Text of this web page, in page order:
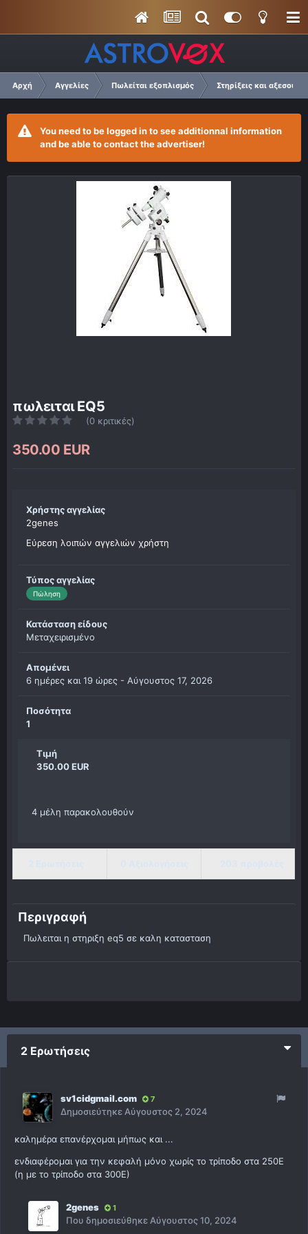
Αρχή Αγγελίες Πωλείται εξοπλισμός Στηρίξεις και αξεσουάρ
You need to be logged in to see additionnal information
and be able to contact the advertiser!
πωλειται EQ5
(0 κριτικές)
350.00 EUR
Χρήστης αγγελίας
2genes
Εύρεση λοιπών αγγελιών χρήστη
Τύπος αγγελίας
Πώληση
Κατάσταση είδους
Μεταχειρισμένο
Απομένει
6 ημέρες και 19 ώρες - Αύγουστος 17, 2026
Ποσότητα
1
Τιμή
350.00 EUR
4 μέλη παρακολουθούν
Περιγραφή
Πωλειται η στηριξη eq5 σε καλη κατασταση
2 Ερωτήσεις
sv1cidgmail.com 7
ΔημοσιεύτηκεΑύγουστος 2, 2024
καλημέρα επανέρχομαι μήπως και ...
ενδιαφέρομαι για την κεφαλή μόνο χωρίς το τρίποδο στα 250Ε
(η με το τρίποδο στα 300Ε)
2genes 1
Που δημοσιεύθηκεΑύγουστος 10, 2024